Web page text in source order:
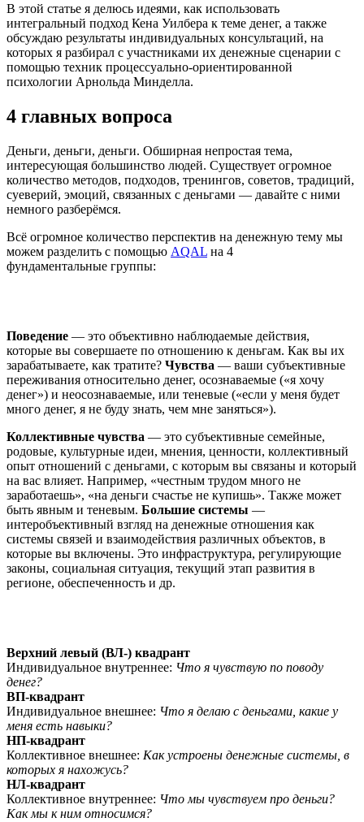
В этой статье я делюсь идеями, как использовать
интегральный подход Кена Уилбера к теме денег, а также
обсуждаю результаты индивидуальных консультаций, на
которых я разбирал с участниками их денежные сценарии с
помощью техник процессуально-ориентированной
психологии Арнольда Минделла.
4 главных вопроса
Деньги, деньги, деньги. Обширная непростая тема,
интересующая большинство людей. Существует огромное
количество методов, подходов, тренингов, советов, традиций,
суеверий, эмоций, связанных с деньгами — давайте с ними
немного разберёмся.
Всё огромное количество перспектив на денежную тему мы
можем разделить с помощью AQAL на 4
фундаментальные группы:
Поведение — это объективно наблюдаемые действия,
которые вы совершаете по отношению к деньгам. Как вы их
зарабатываете, как тратите? Чувства — ваши субъективные
переживания относительно денег, осознаваемые («я хочу
денег») и неосознаваемые, или теневые («если у меня будет
много денег, я не буду знать, чем мне заняться»).
Коллективные чувства — это субъективные семейные,
родовые, культурные идеи, мнения, ценности, коллективный
опыт отношений с деньгами, с которым вы связаны и который
на вас влияет. Например, «честным трудом много не
заработаешь», «на деньги счастье не купишь». Также может
быть явным и теневым. Большие системы —
интеробъективный взгляд на денежные отношения как
системы связей и взаимодействия различных объектов, в
которые вы включены. Это инфраструктура, регулирующие
законы, социальная ситуация, текущий этап развития в
регионе, обеспеченность и др.
Верхний левый (ВЛ-) квадрант
Индивидуальное внутреннее: Что я чувствую по поводу
денег?
ВП-квадрант
Индивидуальное внешнее: Что я делаю с деньгами, какие у
меня есть навыки?
НП-квадрант
Коллективное внешнее: Как устроены денежные системы, в
которых я нахожусь?
НЛ-квадрант
Коллективное внутреннее: Что мы чувствуем про деньги?
Как мы к ним относимся?